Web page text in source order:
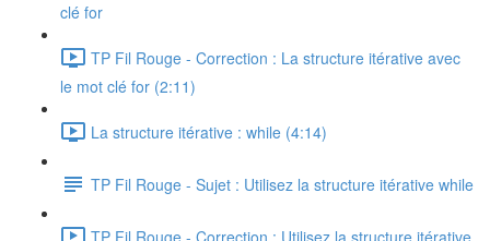
clé for
TP Fil Rouge - Correction : La structure itérative avec
le mot clé for (2:11)
La structure itérative : while (4:14)
TP Fil Rouge - Sujet : Utilisez la structure itérative while
TP Fil Rouge - Correction : Utilisez la structure itérative